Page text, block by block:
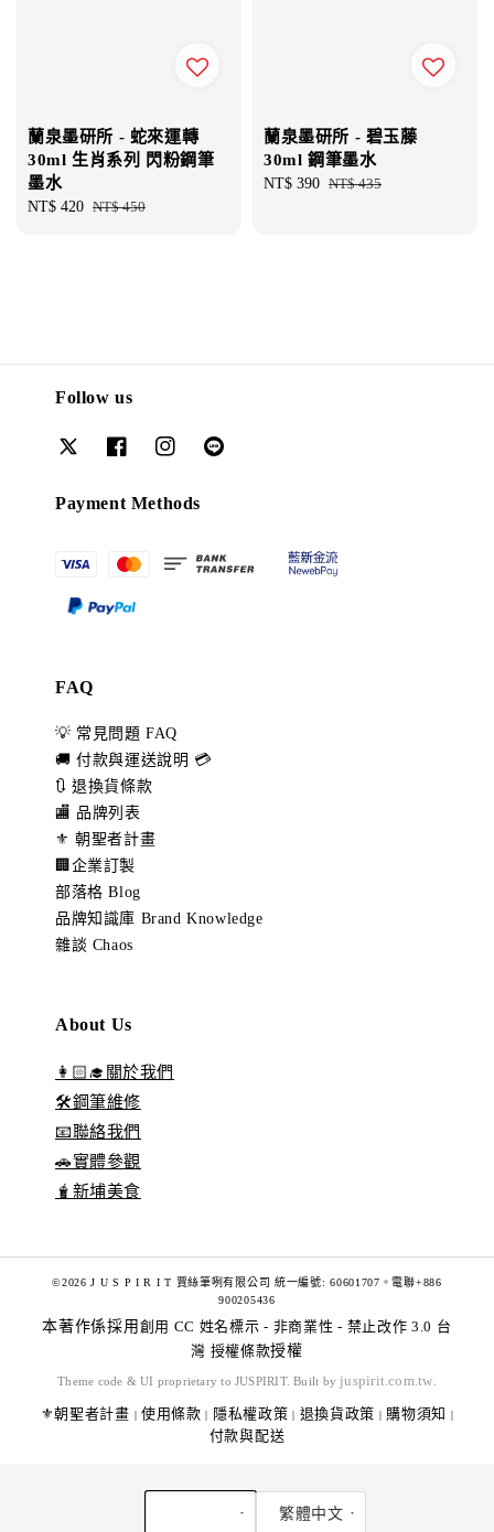
蘭泉墨研所 - 蛇來運轉
30ml 生肖系列 閃粉鋼筆
墨水
Sale
NT$ 420 Regular
NT$ 450
蘭泉墨研所 - 碧玉藤
30ml 鋼筆墨水
Sale
NT$ 390 Regular
NT$ 435
Follow us
Payment Methods
FAQ
💡 常見問題 FAQ
🚚 付款與運送說明 💳
🔃 退換貨條款
🏬 品牌列表
⚜️ 朝聖者計畫
🏢企業訂製
部落格 Blog
品牌知識庫 Brand Knowledge
雜談 Chaos
About Us
👩🏻‍🎓關於我們
🛠️鋼筆維修
📧聯絡我們
🚗實體參觀
🧋新埔美食
©2026 J U S P I R I T 賈絲筆咧有限公司 統一編號: 60601707。電聯+886
900205436
本著作係採用 創用 CC 姓名標示 - 非商業性 - 禁止改作 3.0 台
灣 授權條款授權
Theme code & UI proprietary to JUSPIRIT. Built by juspirit.com.tw
⚜️朝聖者計畫 | 使用條款 | 隱私權政策 | 退換貨政策 | 購物須知 |
付款與配送